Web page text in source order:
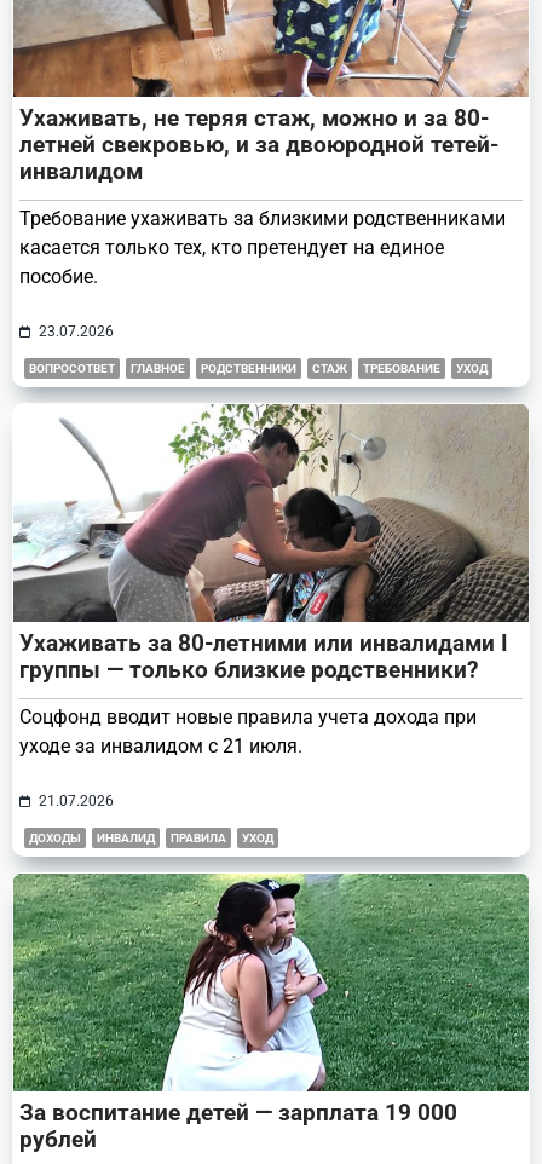
Ухаживать, не теряя стаж, можно и за 80-
летней свекровью, и за двоюродной тетей-
инвалидом
Требование ухаживать за близкими родственниками
касается только тех, кто претендует на единое
пособие.
23.07.2026
ВОПРОСОТВЕТ ГЛАВНОЕ РОДСТВЕННИКИ СТАЖ ТРЕБОВАНИЕ УХОД
Ухаживать за 80-летними или инвалидами I
группы — только близкие родственники?
Соцфонд вводит новые правила учета дохода при
уходе за инвалидом с 21 июля.
21.07.2026
ДОХОДЫ ИНВАЛИД ПРАВИЛА УХОД
За воспитание детей — зарплата 19 000
рублей